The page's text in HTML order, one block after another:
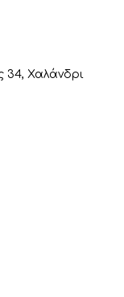
34, Χαλάνδρι